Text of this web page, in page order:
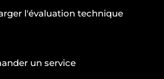
l'évaluation technique
un service